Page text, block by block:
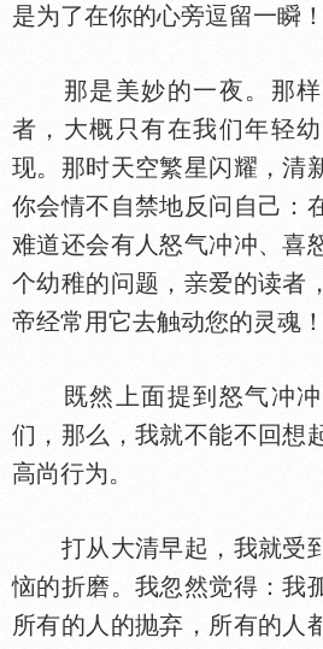
是为了在你的心旁逗留一
那是美妙的一夜。那样
者，大概只有在我们年轻
现。那时天空繁星闪耀，清
你会情不自禁地反问自己：
难道还会有人怒气冲冲、喜
个幼稚的问题，
爱的读者
帝经常用它去触动您的灵魂
既然上面提到怒气冲冲
们，那么，我就不能不回想
高尚行为。
打从大清早起，我就受
恼的折磨。我忽然觉得：我
所有的人的抛弃，所有的人